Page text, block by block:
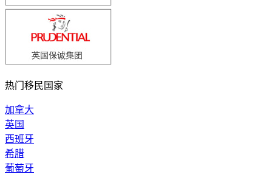
热门移民国家
加拿大
英国
西班牙
希腊
葡萄牙